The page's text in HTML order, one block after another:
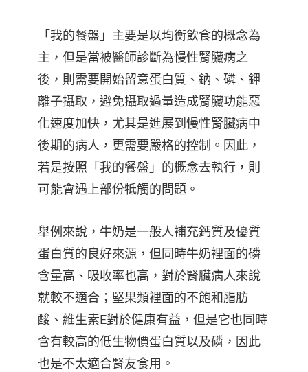
「我的餐盤」主要是以均衡飲食的概念為
主，但是當被醫師診斷為慢性腎臟病之
後，則需要開始留意蛋白質、鈉、磷、鉀
離子攝取，避免攝取過量造成腎臟功能惡
化速度加快，尤其是進展到慢性腎臟病中
後期的病人，更需要嚴格的控制。因此，
若是按照「我的餐盤」的概念去執行，則
可能會遇上部份牴觸的問題。
舉例來說，牛奶是一般人補充鈣質及優質
蛋白質的良好來源，但同時牛奶裡面的磷
含量高、吸收率也高，對於腎臟病人來說
就較不適合；堅果類裡面的不飽和脂肪
酸、維生素E對於健康有益，但是它也同時
含有較高的低生物價蛋白質以及磷，因此
也是不太適合腎友食用。